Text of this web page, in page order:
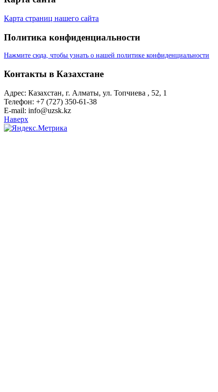
Карта страниц нашего сайта
Политика конфиденциальности
Нажмите сюда, чтобы узнать о нашей политике конфиденциальности
Контакты в Казахстане
Адрес: Казахстан, г. Алматы, ул. Топчиева , 52, 1
Телефон: +7 (727) 350-61-38
E-mail: info@uzsk.kz
Наверх